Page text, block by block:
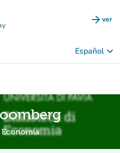
arrow_forward ver
Español keyboard_arrow_down
Economia